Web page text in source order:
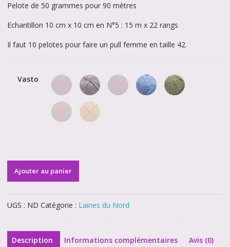
750,00€
Pelote de 50 grammes pour 90 mètres
Echantillon 10 cm x 10 cm en N°5 : 15 m x 22 rangs
Il faut 10 pelotes pour faire un pull femme en taille 42.
Vasto
Ajouter au panier
UGS : ND Catégorie : Laines du Nord
Description Informations complémentaires Avis (0)